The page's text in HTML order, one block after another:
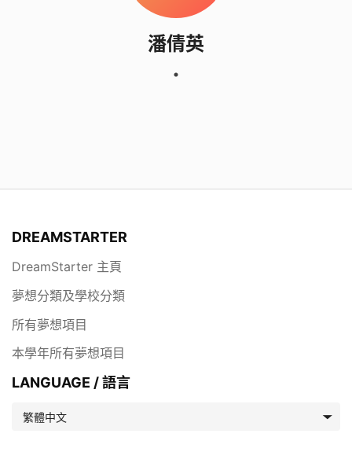
潘倩英
DREAMSTARTER
DreamStarter 主頁
夢想分類及學校分類
所有夢想項目
本學年所有夢想項目
LANGUAGE / 語言